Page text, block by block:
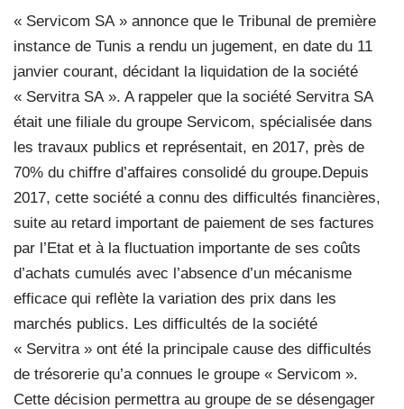
« Servicom SA » annonce que le Tribunal de première
instance de Tunis a rendu un jugement, en date du 11
janvier courant, décidant la liquidation de la société
« Servitra SA ». A rappeler que la société Servitra SA
était une filiale du groupe Servicom, spécialisée dans
les travaux publics et représentait, en 2017, près de
70% du chiffre d’affaires consolidé du groupe.Depuis
2017, cette société a connu des difficultés financières,
suite au retard important de paiement de ses factures
par l’Etat et à la fluctuation importante de ses coûts
d’achats cumulés avec l’absence d’un mécanisme
efficace qui reflète la variation des prix dans les
marchés publics. Les difficultés de la société
« Servitra » ont été la principale cause des difficultés
de trésorerie qu’a connues le groupe « Servicom ».
Cette décision permettra au groupe de se désengager